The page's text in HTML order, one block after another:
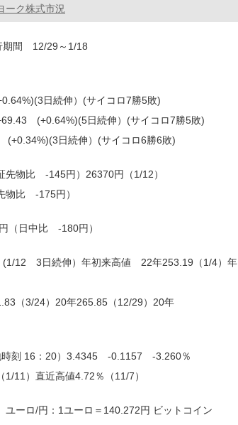
ーク株式市況
期間 12/29～1/18
日続伸）(サイコロ7勝5敗)
(+0.64%)(5日続伸）(サイコロ7勝5敗)
日続伸）(サイコロ6勝6敗)
先物比 -145円）26370円（1/12）
物比 -175円）
（日中比 -180円）
(1/12 3日続伸）年初来高値 22年253.19（1/4）年
（3/24）20年265.85（12/29）20年
時刻 16：20）3.4345 -0.1157 -3.260％
直近高値4.72％（11/7）
ーロ/円：1ユーロ＝140.272円 ビットコイン